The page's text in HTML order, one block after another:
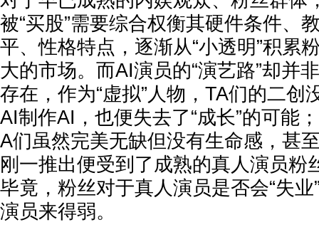
被“买股”需要综合权衡其硬件条件、
平、性格特点，逐渐从“小透明”积累
大的市场。而AI演员的“演艺路”却并
存在，作为“虚拟”人物，TA们的二创
AI制作AI，也便失去了“成长”的可能
A们虽然完美无缺但没有生命感，甚
刚一推出便受到了成熟的真人演员粉
毕竟，粉丝对于真人演员是否会“失
演员来得弱。